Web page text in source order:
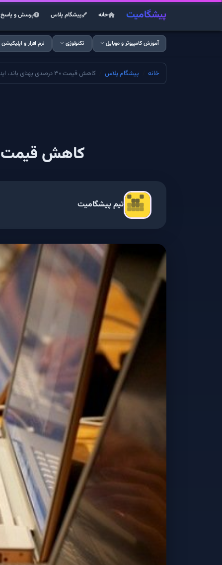
پیشگامیت خانه پیشگام پلاس پرسش و پاسخ
آموزش کامپیوتر و موبایل تکنولوژی نرم افزار و اپلیکیشن
خانه پیشگام پلاس کاهش قیمت ۳۰ درصدی پهنای باند، اینترنت ۱۵ درصد ارزان شد
کاهش قیمت ۳۰ درصدی پهنای باند، اینترنت ۱۵ درصد ارزان شد
تیم پیشگامیت